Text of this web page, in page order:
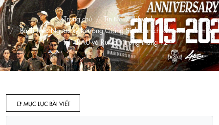
Trang chủ Tin tức
Lifestyle
Bánh Treo Ngược kỳ lạ trong Giáng Sinh bạn chưa biết đã có mặt
tại 4RAU và RuNam trong tháng 12
📑 MỤC LỤC BÀI VIẾT